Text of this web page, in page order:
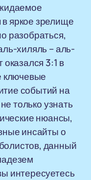
яркое зрелище
разобраться,
хиляль – аль-
3:1 в
ключевые
событий на
только узнать
нюансы,
инсайты о
данный
интересуетесь